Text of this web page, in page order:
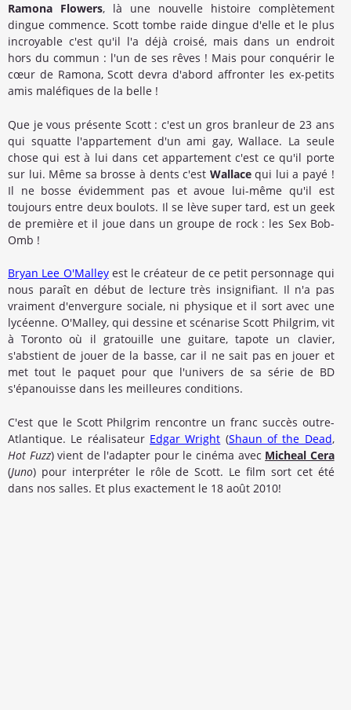
Ramona Flowers, là une nouvelle histoire complètement
dingue commence. Scott tombe raide dingue d'elle et le plus
incroyable c'est qu'il l'a déjà croisé, mais dans un endroit
hors du commun : l'un de ses rêves ! Mais pour conquérir le
cœur de Ramona, Scott devra d'abord affronter les ex-petits
amis maléfiques de la belle !
Que je vous présente Scott : c'est un gros branleur de 23 ans
qui squatte l'appartement d'un ami gay, Wallace. La seule
chose qui est à lui dans cet appartement c'est ce qu'il porte
sur lui. Même sa brosse à dents c'est Wallacequi lui a payé !
Il ne bosse évidemment pas et avoue lui-même qu'il est
toujours entre deux boulots. Il se lève super tard, est un geek
de première et il joue dans un groupe de rock : les Sex Bob-
Omb !
Bryan Lee O'Malleyest le créateur de ce petit personnage qui
nous paraît en début de lecture très insignifiant. Il n'a pas
vraiment d'envergure sociale, ni physique et il sort avec une
lycéenne. O'Malley, qui dessine et scénarise Scott Philgrim, vit
à Toronto où il gratouille une guitare, tapote un clavier,
s'abstient de jouer de la basse, car il ne sait pas en jouer et
met tout le paquet pour que l'univers de sa série de BD
s'épanouisse dans les meilleures conditions.
C'est que le Scott Philgrim rencontre un franc succès outre-
Atlantique. Le réalisateur Edgar Wright (Shaun of the Dead,
Hot Fuzz) vient de l'adapter pour le cinéma avec Micheal Cera
(Juno) pour interpréter le rôle de Scott. Le film sort cet été
dans nos salles. Et plus exactement le 18 août 2010!